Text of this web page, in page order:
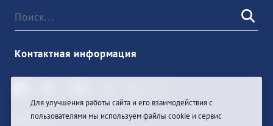
Контактная информация
Войти
Для улучшения работы сайта и его взаимодействия с
пользователями мы используем файлы cookie и сервис